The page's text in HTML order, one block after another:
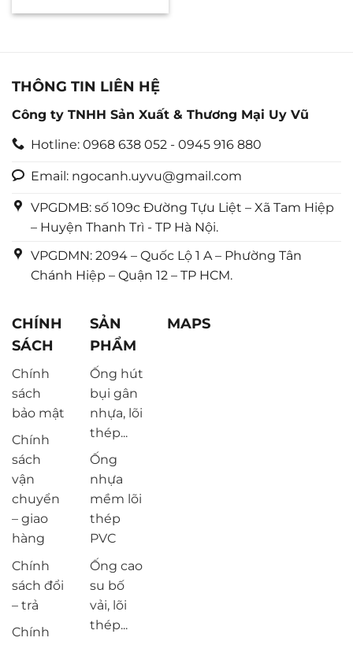
hạng
THÔNG TIN LIÊN HỆ
Công ty TNHH Sản Xuất & Thương Mại Uy Vũ
Hotline: 0968 638 052 - 0945 916 880
Email: ngocanh.uyvu@gmail.com
VPGDMB: số 109c Đường Tựu Liệt – Xã Tam Hiệp
– Huyện Thanh Trì - TP Hà Nội.
VPGDMN: 2094 – Quốc Lộ 1 A – Phường Tân
Chánh Hiệp – Quận 12 – TP HCM.
CHÍNH
SÁCH
Chính
sách
bảo mật
Chính
sách
vận
chuyển
– giao
hàng
Chính
sách đổi
– trả
Chính
SẢN
PHẨM
Ống hút
bụi gân
nhựa, lõi
thép...
Ống
nhựa
mềm lõi
thép
PVC
Ống cao
su bố
vải, lõi
thép...
MAPS